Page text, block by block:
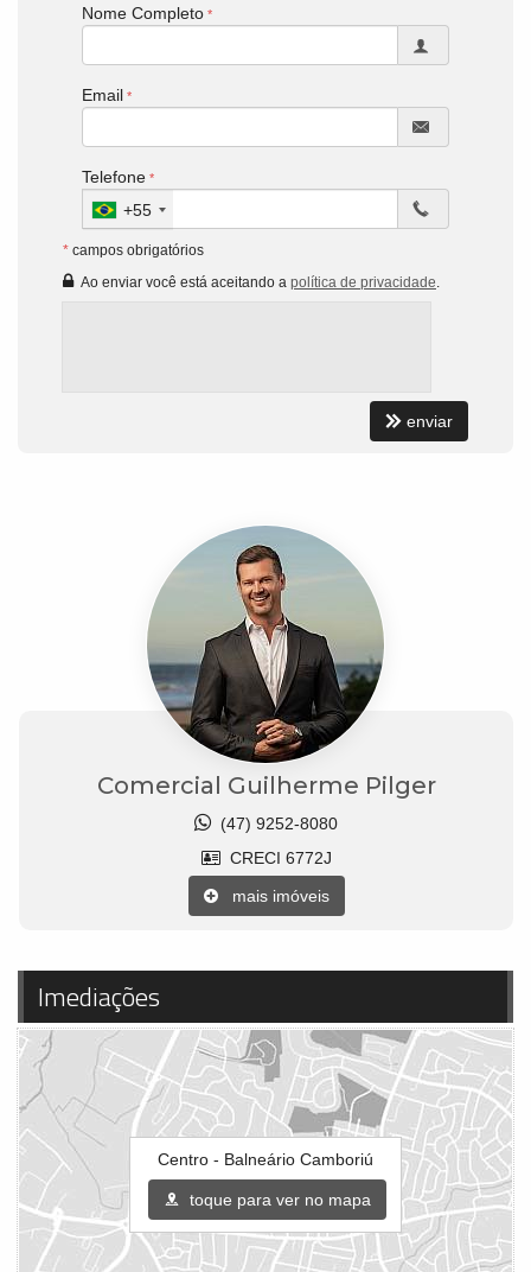
Nome Completo
Email
Telefone
+55
* campos obrigatórios
Ao enviar você está aceitando a política de privacidade
enviar
Comercial Guilherme Pilger
(47) 9252-8080
CRECI 6772J
mais imóveis
Imediações
Centro - Balneário Camboriú
toque para ver no mapa